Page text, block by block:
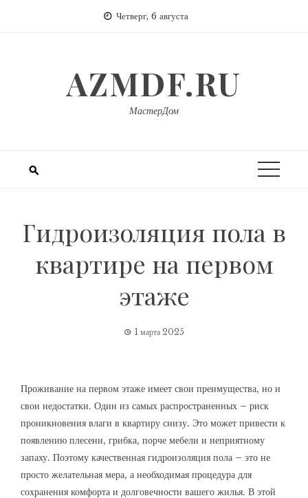
Четверг, 6 августа
AZMDF.RU
МастерДом
Гидроизоляция пола в
квартире на первом
этаже
1 марта 2025
Проживание на первом этаже имеет свои преимущества, но и
свои недостатки. Один из самых распространенных – риск
проникновения влаги в квартиру снизу. Это может привести к
появлению плесени, грибка, порче мебели и неприятному
запаху. Поэтому качественная гидроизоляция пола – это не
просто желательная мера, а необходимая процедура для
сохранения комфорта и долговечности вашего жилья. В этой